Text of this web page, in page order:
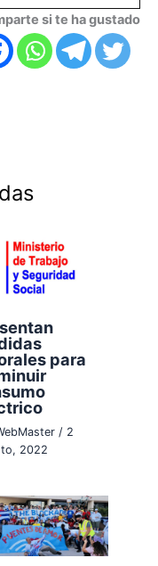
si te ha gustado
para
/ 2
2022